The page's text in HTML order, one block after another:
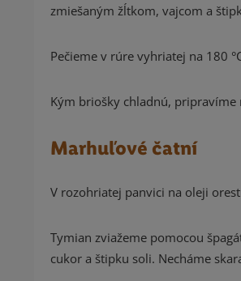
zmiešaným žĺtkom, vajcom a
Pečieme v rúre vyhriatej na 180
Kým briošky chladnú, pripravíme
Marhuľové čatní
V rozohriatej panvici na oleji
Tymian zviažeme pomocou
cukor a štipku soli. Necháme